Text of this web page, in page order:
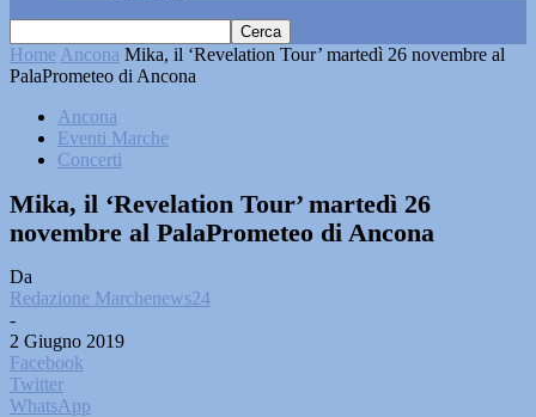
Home Ancona Mika, il ‘Revelation Tour’ martedì 26 novembre al
PalaPrometeo di Ancona
Ancona
Eventi Marche
Concerti
Mika, il ‘Revelation Tour’ martedì 26
novembre al PalaPrometeo di Ancona
Da
Redazione Marchenews24
-
2 Giugno 2019
Facebook
Twitter
WhatsApp